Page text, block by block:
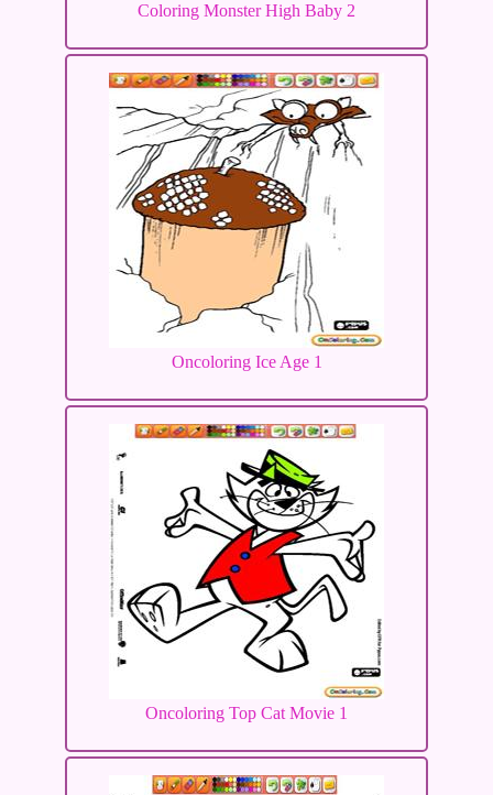
Coloring Monster High Baby 2
Oncoloring Ice Age 1
Oncoloring Top Cat Movie 1